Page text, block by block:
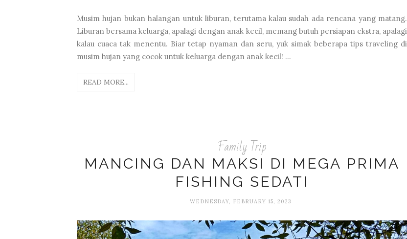
Musim hujan bukan halangan untuk liburan, terutama kalau sudah ada rencana yang matang.
Liburan bersama keluarga, apalagi dengan anak kecil, memang butuh persiapan ekstra, apalagi
kalau cuaca tak menentu. Biar tetap nyaman dan seru, yuk simak beberapa tips traveling di
musim hujan yang cocok untuk keluarga dengan anak kecil! ...
READ MORE...
Family Trip
MANCING DAN MAKSI DI MEGA PRIMA
FISHING SEDATI
WEDNESDAY, FEBRUARY 15, 2023